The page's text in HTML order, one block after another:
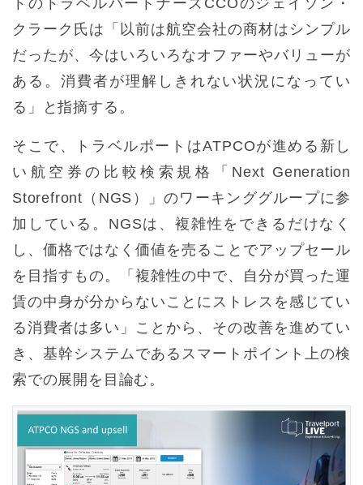
トのトラベルパートナーズCCOのジェイソン・
クラーク氏は「以前は航空会社の商材はシンプル
だったが、今はいろいろなオファーやバリューが
ある。消費者が理解しきれない状況になってい
る」と指摘する。
そこで、トラベルポートはATPCOが進める新し
い航空券の比較検索規格「Next Generation
Storefront（NGS）」のワーキンググループに参
加している。NGSは、複雑性をできるだけなく
し、価格ではなく価値を売ることでアップセール
を目指すもの。「複雑性の中で、自分が買った運
賃の中身が分からないことにストレスを感じてい
る消費者は多い」ことから、その改善を進めてい
き、基幹システムであるスマートポイント上の検
索での展開を目論む。